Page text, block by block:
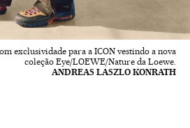
exclusividade para a ICON vestindo a nova
coleção Eye/LOEWE/Nature da Loewe.
ANDREAS LASZLO KONRATH